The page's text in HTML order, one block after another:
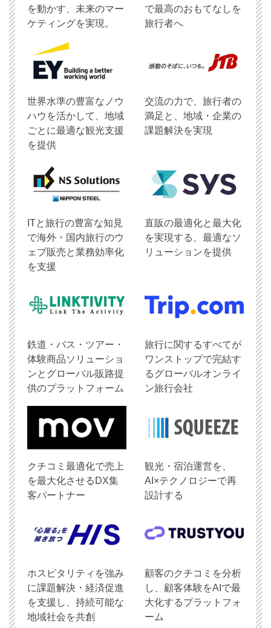
を動かす、未来のマー
ケティングを実現。
で最高のおもてなしを
旅行者へ
世界水準の豊富なノウ
ハウを活かして、地域
ごとに最適な観光支援
を提供
交流の力で、旅行者の
満足と、地域・企業の
課題解決を実現
ITと旅行の豊富な知見
で海外・国内旅行のウ
ェブ販売と業務効率化
を支援
直販の最適化と最大化
を実現する、最適なソ
リューションを提供
鉄道・バス・ツアー・
体験商品ソリューショ
ンとグローバル販路提
供のプラットフォーム
旅行に関するすべてが
ワンストップで完結す
るグローバルオンライ
ン旅行会社
クチコミ最適化で売上
を最大化させるDX集
客パートナー
観光・宿泊運営を、
AI×テクノロジーで再
設計する
ホスピタリティを強み
に課題解決・経済促進
を支援し、持続可能な
地域社会を共創
顧客のクチコミを分析
し、顧客体験をAIで最
大化するプラットフォ
ーム